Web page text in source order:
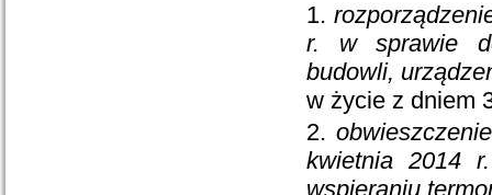
r. w sprawie
budowli,
w życie z dniem
kwietnia 2014
wspieraniu